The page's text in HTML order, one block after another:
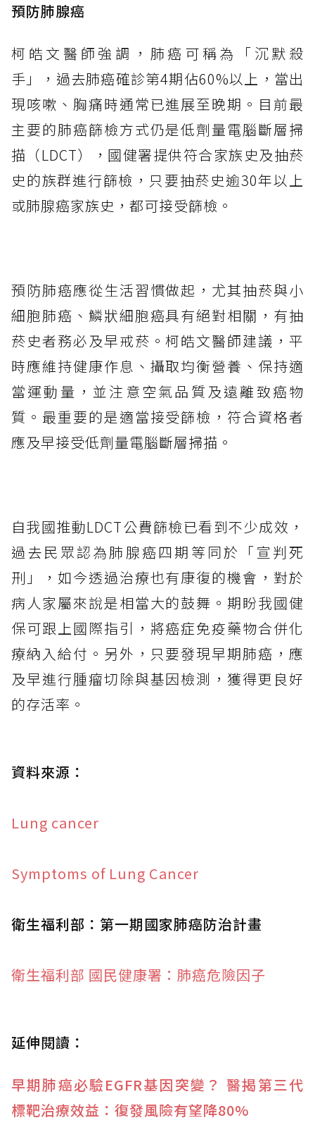
預防肺腺癌
柯皓文醫師強調，肺癌可稱為「沉默殺
手」，過去肺癌確診第4期佔60%以上，當出
現咳嗽、胸痛時通常已進展至晚期。目前最
主要的肺癌篩檢方式仍是低劑量電腦斷層掃
描（LDCT），國健署提供符合家族史及抽菸
史的族群進行篩檢，只要抽菸史逾30年以上
或肺腺癌家族史，都可接受篩檢。
預防肺癌應從生活習慣做起，尤其抽菸與小
細胞肺癌、鱗狀細胞癌具有絕對相關，有抽
菸史者務必及早戒菸。柯皓文醫師建議，平
時應維持健康作息、攝取均衡營養、保持適
當運動量，並注意空氣品質及遠離致癌物
質。最重要的是適當接受篩檢，符合資格者
應及早接受低劑量電腦斷層掃描。
自我國推動LDCT公費篩檢已看到不少成效，
過去民眾認為肺腺癌四期等同於「宣判死
刑」，如今透過治療也有康復的機會，對於
病人家屬來說是相當大的鼓舞。期盼我國健
保可跟上國際指引，將癌症免疫藥物合併化
療納入給付。另外，只要發現早期肺癌，應
及早進行腫瘤切除與基因檢測，獲得更良好
的存活率。
資料來源：
Lung cancer
Symptoms of Lung Cancer
衛生福利部：第一期國家肺癌防治計畫
衛生福利部 國民健康署：肺癌危險因子
延伸閱讀：
早期肺癌必驗EGFR基因突變？ 醫揭第三代
標靶治療效益：復發風險有望降80%